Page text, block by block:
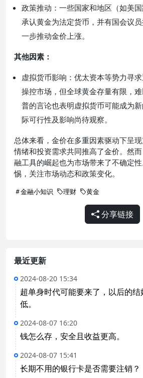
政策推动：一些国家和地区（如美
承认黄金为法定货币，并有国会议
一步推动金价上涨。
其他因素：
虚拟货币影响：优太资本等势力寻
操控市场，但全球黄金存量有限，
普的言论也表明虚拟货币可能成为
际可行性及影响尚待观察。
总体来看，金价在多重因素驱动下呈
情绪和投资需求共同推高了金价。然
融工具的崛起也为市场带来了不确定
惕，关注市场动态和政策变化。
金融小知识 理财 黄金
分享链接
最近更新
2024-08-20 15:34
超单身时代可能要来了，以后的
低。
2024-08-07 16:20
钱怎么存，安全且收益更高。
2024-08-07 15:41
长期不用的银行卡是否需要注销？